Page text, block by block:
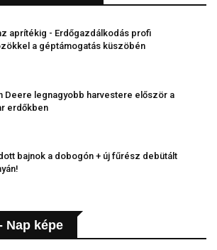
aprítékig - Erdőgazdálkodás profi
a géptámogatás küszöbén
Deere legnagyobb harvestere először a
erdőkben
bajnok a dobogón + új fűrész debütált
Nap képe